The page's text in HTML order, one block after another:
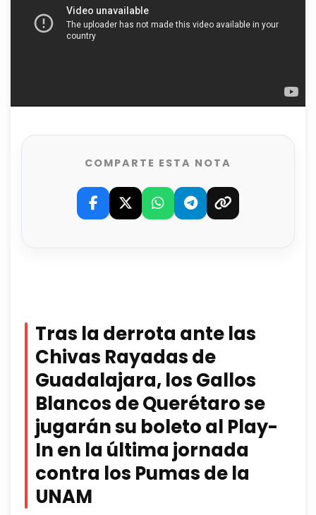
COMPARTE ESTA NOTA
Tras la derrota ante las
Chivas Rayadas de
Guadalajara, los Gallos
Blancos de Querétaro se
jugarán su boleto al Play-
In en la última jornada
contra los Pumas de la
UNAM